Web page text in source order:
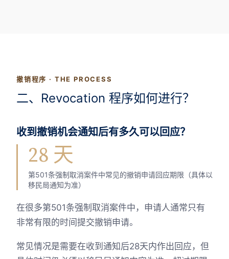
撤销程序 · THE PROCESS
二、Revocation 程序如何进行？
收到撤销机会通知后有多久可以回应？
28 天
第501条强制取消案件中常见的撤销申请回应期限（具体以
移民局通知为准）
在很多第501条强制取消案件中，申请人通常只有
非常有限的时间提交撤销申请。
常见情况是需要在收到通知后28天内作出回应，但